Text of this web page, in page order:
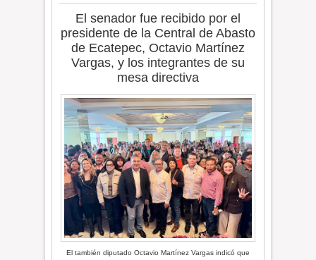
El senador fue recibido por el
presidente de la Central de Abasto
de Ecatepec, Octavio Martínez
Vargas, y los integrantes de su
mesa directiva
El también diputado Octavio Martínez Vargas indicó que